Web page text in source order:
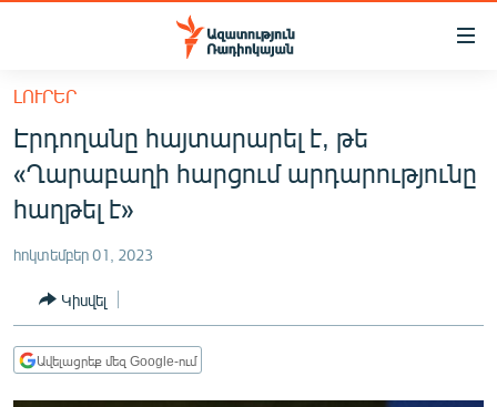
Մատչելիության
հիմնական
բովանդակությանը
Անցնել
հիմնական
մենյուին
ՀԱՅԱՍՏԱՆ
ՔԱՂԱՔԱԿԱՆ
ՀԱՍԱՐԱԿՈՒԹՅՈՒՆ
ՏՆՏԵՍՈՒԹՅՈՒՆ
ՂԱՐԱԲԱՂ
ԼՈՒՐԵՐ
Էրդողանը հայտարարել է, թե
«Ղարաբաղի հարցում արդարությունը
հաղթել է»
հոկտեմբեր 01, 2023
Կիսվել
Ավելացրեք մեզ Google-ում